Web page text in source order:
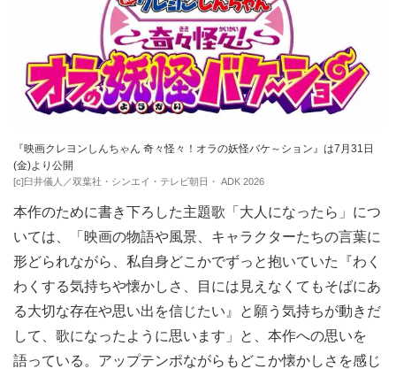
『映画クレヨンしんちゃん 奇々怪々！オラの妖怪バケ～ション』は7月31日
(金)より公開
[c]臼井儀人／双葉社・シンエイ・テレビ朝日・ ADK 2026
本作のために書き下ろした主題歌「大人になったら」につ
いては、「映画の物語や風景、キャラクターたちの言葉に
形どられながら、私自身どこかでずっと抱いていた『わく
わくする気持ちや懐かしさ、目には見えなくてもそばにあ
る大切な存在や思い出を信じたい』と願う気持ちが動きだ
して、歌になったように思います」と、本作への思いを
語っている。アップテンポながらもどこか懐かしさを感じ